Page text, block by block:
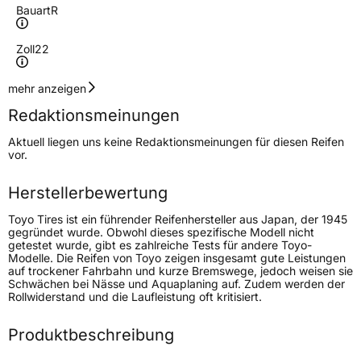
BauartR
Zoll22
Geschwindigkeitsindex
Höchstgeschwindigkeit
240 km/h
Lastindex114
Höchstlast1180 kg
Gewicht (in kg)
18,04 kg
Generelle Merkmale
FahrzeugtypSUV
VerwendungSommerreifen
Modellname
Proxes ST 3
mehr anzeigen
Redaktionsmeinungen
Aktuell liegen uns keine Redaktionsmeinungen für diesen Reifen
vor.
Herstellerbewertung
Toyo Tires ist ein führender Reifenhersteller aus Japan, der 1945
gegründet wurde. Obwohl dieses spezifische Modell nicht
getestet wurde, gibt es zahlreiche Tests für andere Toyo-
Modelle. Die Reifen von Toyo zeigen insgesamt gute Leistungen
auf trockener Fahrbahn und kurze Bremswege, jedoch weisen sie
Schwächen bei Nässe und Aquaplaning auf. Zudem werden der
Rollwiderstand und die Laufleistung oft kritisiert.
Produktbeschreibung